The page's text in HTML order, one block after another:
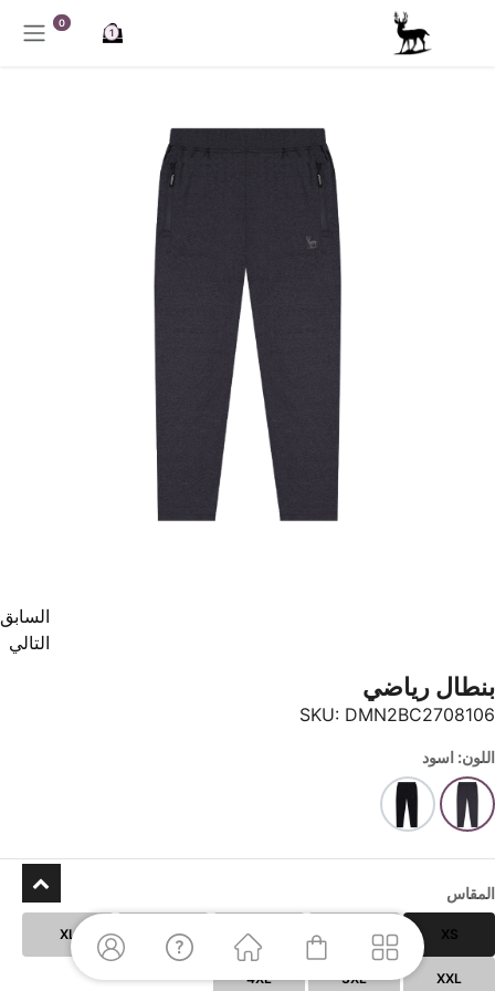
تخطي للذهاب إلى المحتوى
1
0
السابق
التالي
بنطال رياضي
SKU: DMN2BC2708106
اللون: اسود
المقاس
XS
M
XL
XXL
3XL
4XL